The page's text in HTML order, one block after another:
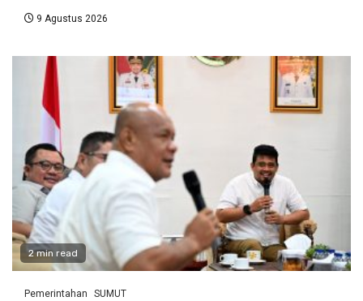
9 Agustus 2026
2 min read
Pemerintahan SUMUT